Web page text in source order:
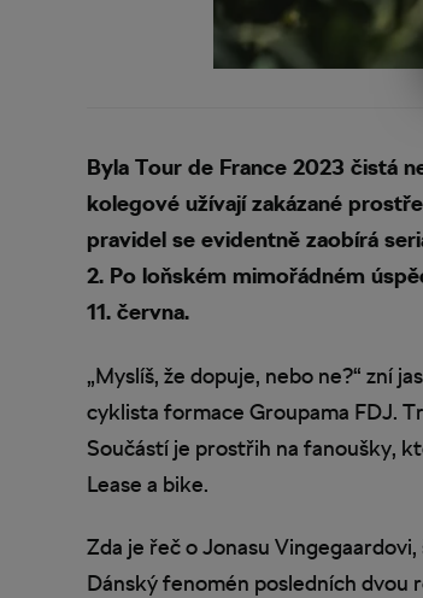
Byla Tour de France 2023 čistá
kolegové užívají zakázané
pravidel se evidentně zaobírá
2. Po loňském mimořádném
11. června.
„Myslíš, že dopuje, nebo ne?“ zní
cyklista formace Groupama FDJ.
Součástí je prostřih na fanoušky,
Lease a bike.
Zda je řeč o Jonasu
Dánský fenomén posledních dvou